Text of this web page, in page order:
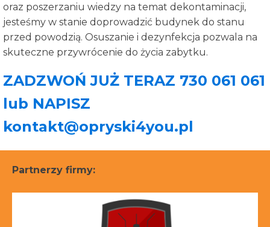
oraz poszerzaniu wiedzy na temat dekontaminacji,
jesteśmy w stanie doprowadzić budynek do stanu
przed powodzią. Osuszanie i dezynfekcja pozwala na
skuteczne przywrócenie do życia zabytku.
ZADZWOŃ JUŻ TERAZ 730 061 061
lub NAPISZ
kontakt@opryski4you.pl
Partnerzy firmy: